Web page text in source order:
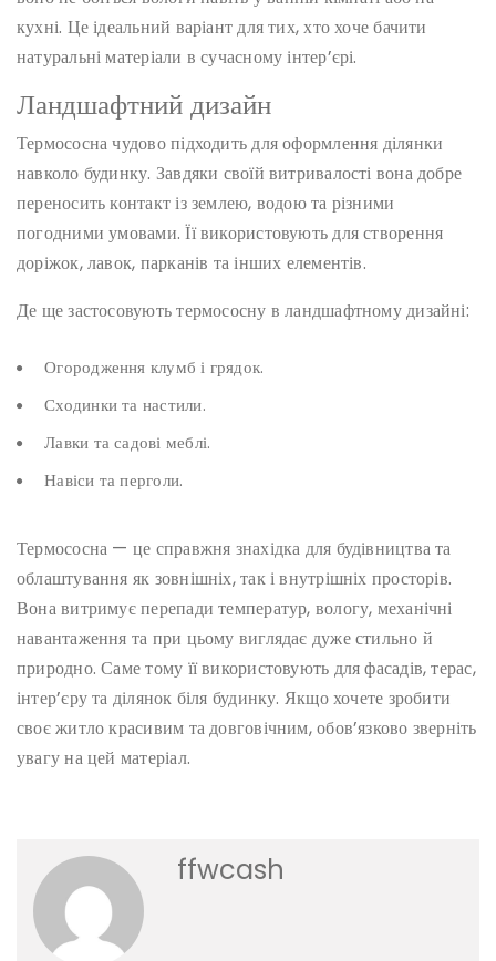
кухні. Це ідеальний варіант для тих, хто хоче бачити
натуральні матеріали в сучасному інтер’єрі.
Ландшафтний дизайн
Термососна чудово підходить для оформлення ділянки
навколо будинку. Завдяки своїй витривалості вона добре
переносить контакт із землею, водою та різними
погодними умовами. Її використовують для створення
доріжок, лавок, парканів та інших елементів.
Де ще застосовують термососну в ландшафтному дизайні:
Огородження клумб і грядок.
Сходинки та настили.
Лавки та садові меблі.
Навіси та перголи.
Термососна — це справжня знахідка для будівництва та
облаштування як зовнішніх, так і внутрішніх просторів.
Вона витримує перепади температур, вологу, механічні
навантаження та при цьому виглядає дуже стильно й
природно. Саме тому її використовують для фасадів, терас,
інтер’єру та ділянок біля будинку. Якщо хочете зробити
своє житло красивим та довговічним, обов’язково зверніть
увагу на цей матеріал.
ffwcash